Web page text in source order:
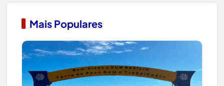
Mais Populares